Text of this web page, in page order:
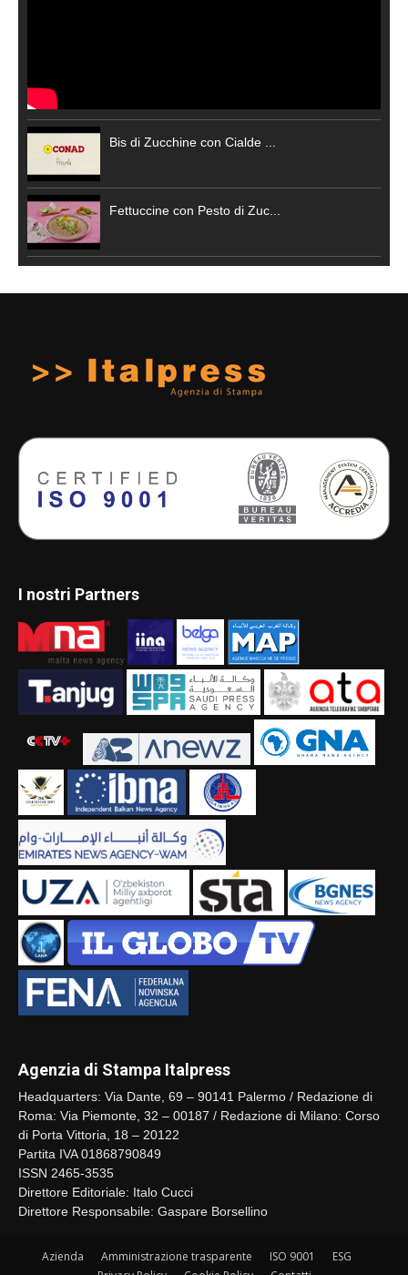
Bis di Zucchine con Cialde ...
Fettuccine con Pesto di Zuc...
I nostri Partners
Agenzia di Stampa Italpress
Headquarters: Via Dante, 69 – 90141 Palermo / Redazione di
Roma: Via Piemonte, 32 – 00187 / Redazione di Milano: Corso
di Porta Vittoria, 18 – 20122
Partita IVA 01868790849
ISSN 2465-3535
Direttore Editoriale: Italo Cucci
Direttore Responsabile: Gaspare Borsellino
Azienda Amministrazione trasparente ISO 9001
ESG